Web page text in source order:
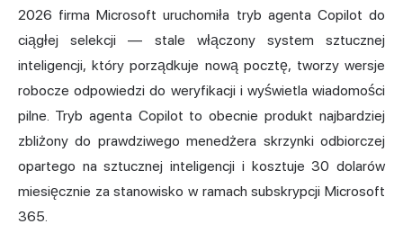
2026 firma Microsoft uruchomiła tryb agenta Copilot do
ciągłej selekcji — stale włączony system sztucznej
inteligencji, który porządkuje nową pocztę, tworzy wersje
robocze odpowiedzi do weryfikacji i wyświetla wiadomości
pilne. Tryb agenta Copilot to obecnie produkt najbardziej
zbliżony do prawdziwego menedżera skrzynki odbiorczej
opartego na sztucznej inteligencji i kosztuje 30 dolarów
miesięcznie za stanowisko w ramach subskrypcji Microsoft
365.